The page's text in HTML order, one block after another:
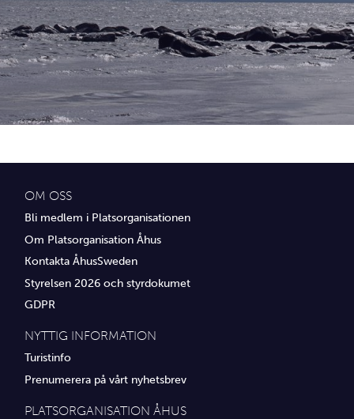
Ideella föreningar
Idrottsföreningar
Media
Transport
Övrig service
OM OSS
Bli medlem i Platsorganisationen
Om Platsorganisation Åhus
Kontakta ÅhusSweden
Styrelsen 2026 och styrdokumet
GDPR
NYTTIG INFORMATION
Turistinfo
Prenumerera på vårt nyhetsbrev
PLATSORGANISATION ÅHUS